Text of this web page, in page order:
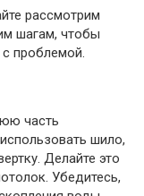
рассмотрим
шагам, чтобы
проблемой.
часть
шило,
Делайте это
Убедитесь,